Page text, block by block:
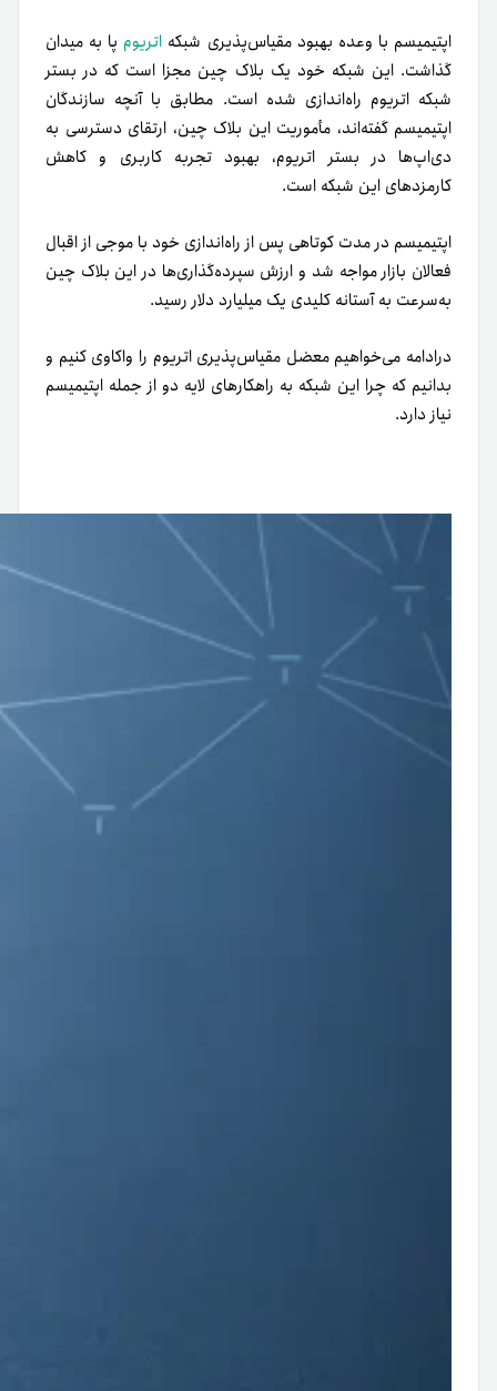
اپتیمیسم با وعده بهبود مقیاس‌پذیری شبکه اتریوم پا به میدان
گذاشت. این شبکه خود یک بلاک چین مجزا است که در بستر
شبکه اتریوم راه‌اندازی شده است. مطابق با آنچه سازندگان
اپتیمیسم گفته‌اند، مأموریت این بلاک چین، ارتقای دسترسی به
دی‌اپ‌ها در بستر اتریوم، بهبود تجربه کاربری و کاهش
کارمزدهای این شبکه است.
اپتیمیسم در مدت کوتاهی پس از راه‌اندازی خود با موجی از اقبال
فعالان بازار مواجه شد و ارزش سپرده‌گذاری‌ها در این بلاک چین
به‌سرعت به آستانه کلیدی یک میلیارد دلار رسید.
درادامه می‌خواهیم معضل مقیاس‌پذیری اتریوم را واکاوی کنیم و
بدانیم که چرا این شبکه به راهکارهای لایه دو از جمله اپتیمیسم
نیاز دارد.